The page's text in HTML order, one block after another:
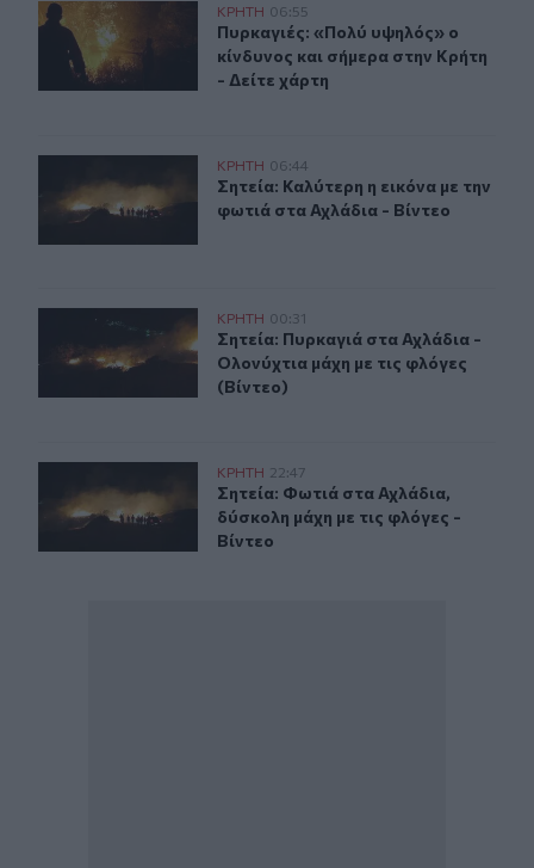
Πυρκαγιές: «Πολύ υψηλός» ο κίνδυνος και σήμερα
ΚΡΗΤΗ 06:55
Πυρκαγιές: «Πολύ υψηλός» ο
Πυρκαγιές: «Πολύ υψηλός» ο
κίνδυνος και σήμερα στην Κρήτη
- Δείτε χάρτη
Σητεία: Καλύτερη η εικόνα με την φωτιά στα Αχλάδια -
ΚΡΗΤΗ 06:44
Σητεία: Καλύτερη η εικόνα με την
Σητεία: Καλύτερη η εικόνα με την
φωτιά στα Αχλάδια - Βίντεο
Σητεία: Πυρκαγιά στα Αχλάδια - Ολονύχτια μάχη με τις
ΚΡΗΤΗ 00:31
Σητεία: Πυρκαγιά στα Αχλάδια -
Σητεία: Πυρκαγιά στα Αχλάδια -
Ολονύχτια μάχη με τις φλόγες
(Βίντεο)
Σητεία: Φωτιά στα Αχλάδια, δύσκολη μάχη με τις
ΚΡΗΤΗ 22:47
Σητεία: Φωτιά στα Αχλάδια,
Σητεία: Φωτιά στα Αχλάδια,
δύσκολη μάχη με τις φλόγες -
Βίντεο